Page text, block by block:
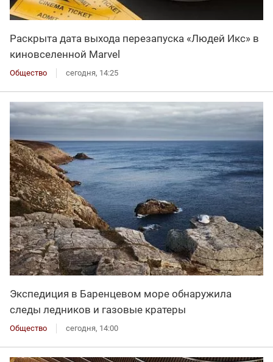
Раскрыта дата выхода перезапуска «Людей Икс» в
киновселенной Marvel
Общество сегодня, 14:25
Экспедиция в Баренцевом море обнаружила
следы ледников и газовые кратеры
Общество сегодня, 14:00